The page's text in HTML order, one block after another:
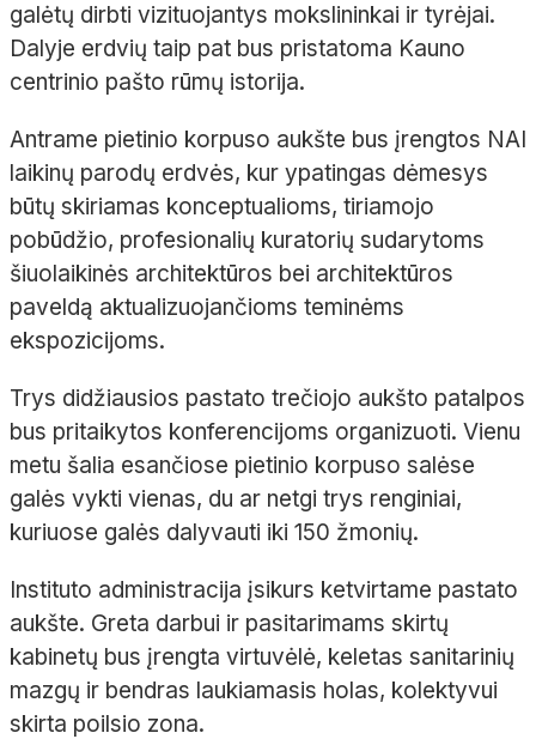
galėtų dirbti vizituojantys mokslininkai ir tyrėjai.
Dalyje erdvių taip pat bus pristatoma Kauno
centrinio pašto rūmų istorija.
Antrame pietinio korpuso aukšte bus įrengtos NAI
laikinų parodų erdvės, kur ypatingas dėmesys
būtų skiriamas konceptualioms, tiriamojo
pobūdžio, profesionalių kuratorių sudarytoms
šiuolaikinės architektūros bei architektūros
paveldą aktualizuojančioms teminėms
ekspozicijoms.
Trys didžiausios pastato trečiojo aukšto patalpos
bus pritaikytos konferencijoms organizuoti. Vienu
metu šalia esančiose pietinio korpuso salėse
galės vykti vienas, du ar netgi trys renginiai,
kuriuose galės dalyvauti iki 150 žmonių.
Instituto administracija įsikurs ketvirtame pastato
aukšte. Greta darbui ir pasitarimams skirtų
kabinetų bus įrengta virtuvėlė, keletas sanitarinių
mazgų ir bendras laukiamasis holas, kolektyvui
skirta poilsio zona.